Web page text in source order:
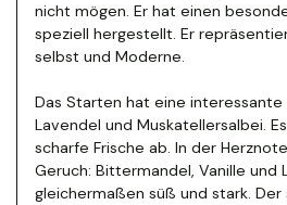
nicht mögen. Er hat einen
speziell hergestellt. Er
selbst und Moderne.
Das Starten hat eine interessante
Lavendel und Muskatellersalbei.
scharfe Frische ab. In der
Geruch: Bittermandel, Vanille und
gleichermaßen süß und stark.